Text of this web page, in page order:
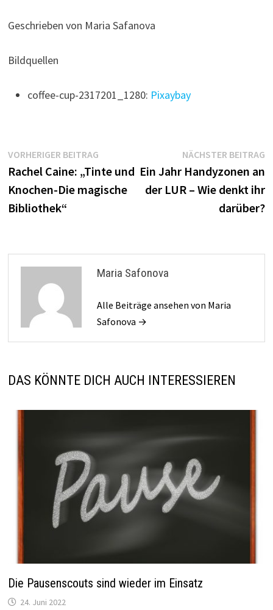
Geschrieben von Maria Safanova
Bildquellen
coffee-cup-2317201_1280: Pixaybay
Beitragsnavigation
VORHERIGER BEITRAGVorheriger
Beitrag:
Rachel Caine: „Tinte und
Knochen-Die magische
Bibliothek“
NÄCHSTER BEITRAG
Ein Jahr Handyzonen an
der LUR – Wie denkt ihr
darüber?
Maria Safonova
Alle Beiträge ansehen von Maria
Safonova →
DAS KÖNNTE DICH AUCH INTERESSIEREN
Die Pausenscouts sind wieder im Einsatz
24. Juni 2022